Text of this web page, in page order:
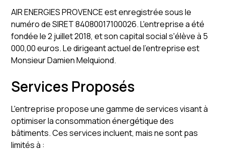
AIR ENERGIES PROVENCE est enregistrée sous le
numéro de SIRET 84080017100026. L'entreprise a été
fondée le 2 juillet 2018, et son capital social s'élève à 5
000,00 euros. Le dirigeant actuel de l'entreprise est
Monsieur Damien Melquiond.
Services Proposés
L'entreprise propose une gamme de services visant à
optimiser la consommation énergétique des
bâtiments. Ces services incluent, mais ne sont pas
limités à :